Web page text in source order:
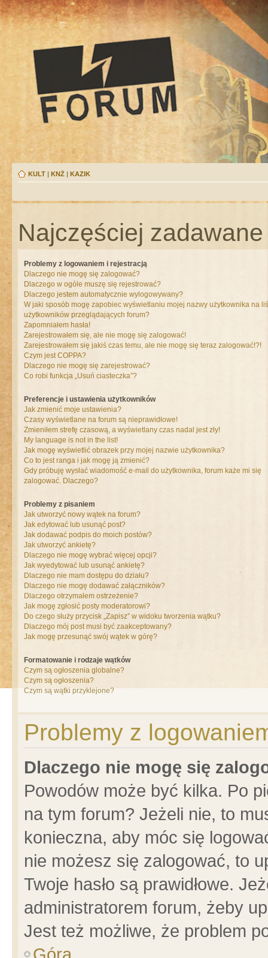
KULT | KNŻ | KAZIK
Najczęściej
Problemy z logowaniem i rejestracją
Dlaczego nie mogę się zalogować?
Dlaczego w ogóle muszę się rejestrować?
Dlaczego jestem automatycznie wylogowywany?
W jaki sposób mogę zapobiec wyświetlaniu mojej nazwy użytkownika na
użytkowników przeglądających forum?
Zapomniałem hasła!
Zarejestrowałem się, ale nie mogę się zalogować!
Zarejestrowałem się jakiś czas temu, ale nie mogę się teraz zalogować!?!
Czym jest COPPA?
Dlaczego nie mogę się zarejestrować?
Co robi funkcja „Usuń ciasteczka”?
Preferencje i ustawienia użytkowników
Jak zmienić moje ustawienia?
Czasy wyświetlane na forum są nieprawidłowe!
Zmieniłem strefę czasową, a wyświetlany czas nadal jest zły!
My language is not in the list!
Jak mogę wyświetlić obrazek przy mojej nazwie użytkownika?
Co to jest ranga i jak mogę ją zmienić?
Gdy próbuję wysłać wiadomość e-mail do użytkownika, forum każe mi się
zalogować. Dlaczego?
Problemy z pisaniem
Jak utworzyć nowy wątek na forum?
Jak edytować lub usunąć post?
Jak dodawać podpis do moich postów?
Jak utworzyć ankietę?
Dlaczego nie mogę wybrać więcej opcji?
Jak wyedytować lub usunąć ankietę?
Dlaczego nie mam dostępu do działu?
Dlaczego nie mogę dodawać załączników?
Dlaczego otrzymałem ostrzeżenie?
Jak mogę zgłosić posty moderatorowi?
Do czego służy przycisk „Zapisz” w widoku tworzenia wątku?
Dlaczego mój post musi być zaakceptowany?
Jak mogę przesunąć swój wątek w górę?
Formatowanie i rodzaje wątków
Czym są ogłoszenia globalne?
Czym są ogłoszenia?
Czym są wątki przyklejone?
Problemy z
Dlaczego nie mogę się
Powodów może być kilka. Po
na tym forum? Jeżeli nie, to
konieczna, aby móc się
nie możesz się zalogować, to
Twoje hasło są prawidłowe.
administratorem forum, żeby
Jest też możliwe, że problem